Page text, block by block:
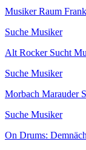
Musiker Raum
Suche Musiker
Alt Rocker Sucht
Suche Musiker
Morbach Marauder
Suche Musiker
On Drums: